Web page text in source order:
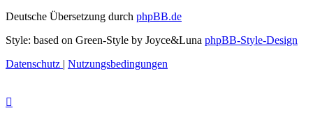
Deutsche Übersetzung durch phpBB.de
Style: based on Green-Style by Joyce&Luna phpBB-Style-Design
Datenschutz | Nutzungsbedingungen